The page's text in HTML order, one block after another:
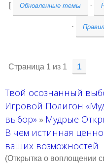
[ Обновленные темы ·
·
Страница 1 из 1 1
Твой осознанный
Игровой Полигон
выбор» » Мудрые
В чем истинная
ваших возможностей
(Открытка о воплощении